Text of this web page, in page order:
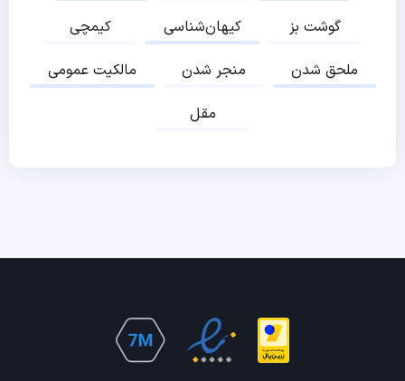
کیمچی
کیهان‌شناسی
گوشت بز
مالکیت عمومی
منجر شدن
ملحق شدن
مقل